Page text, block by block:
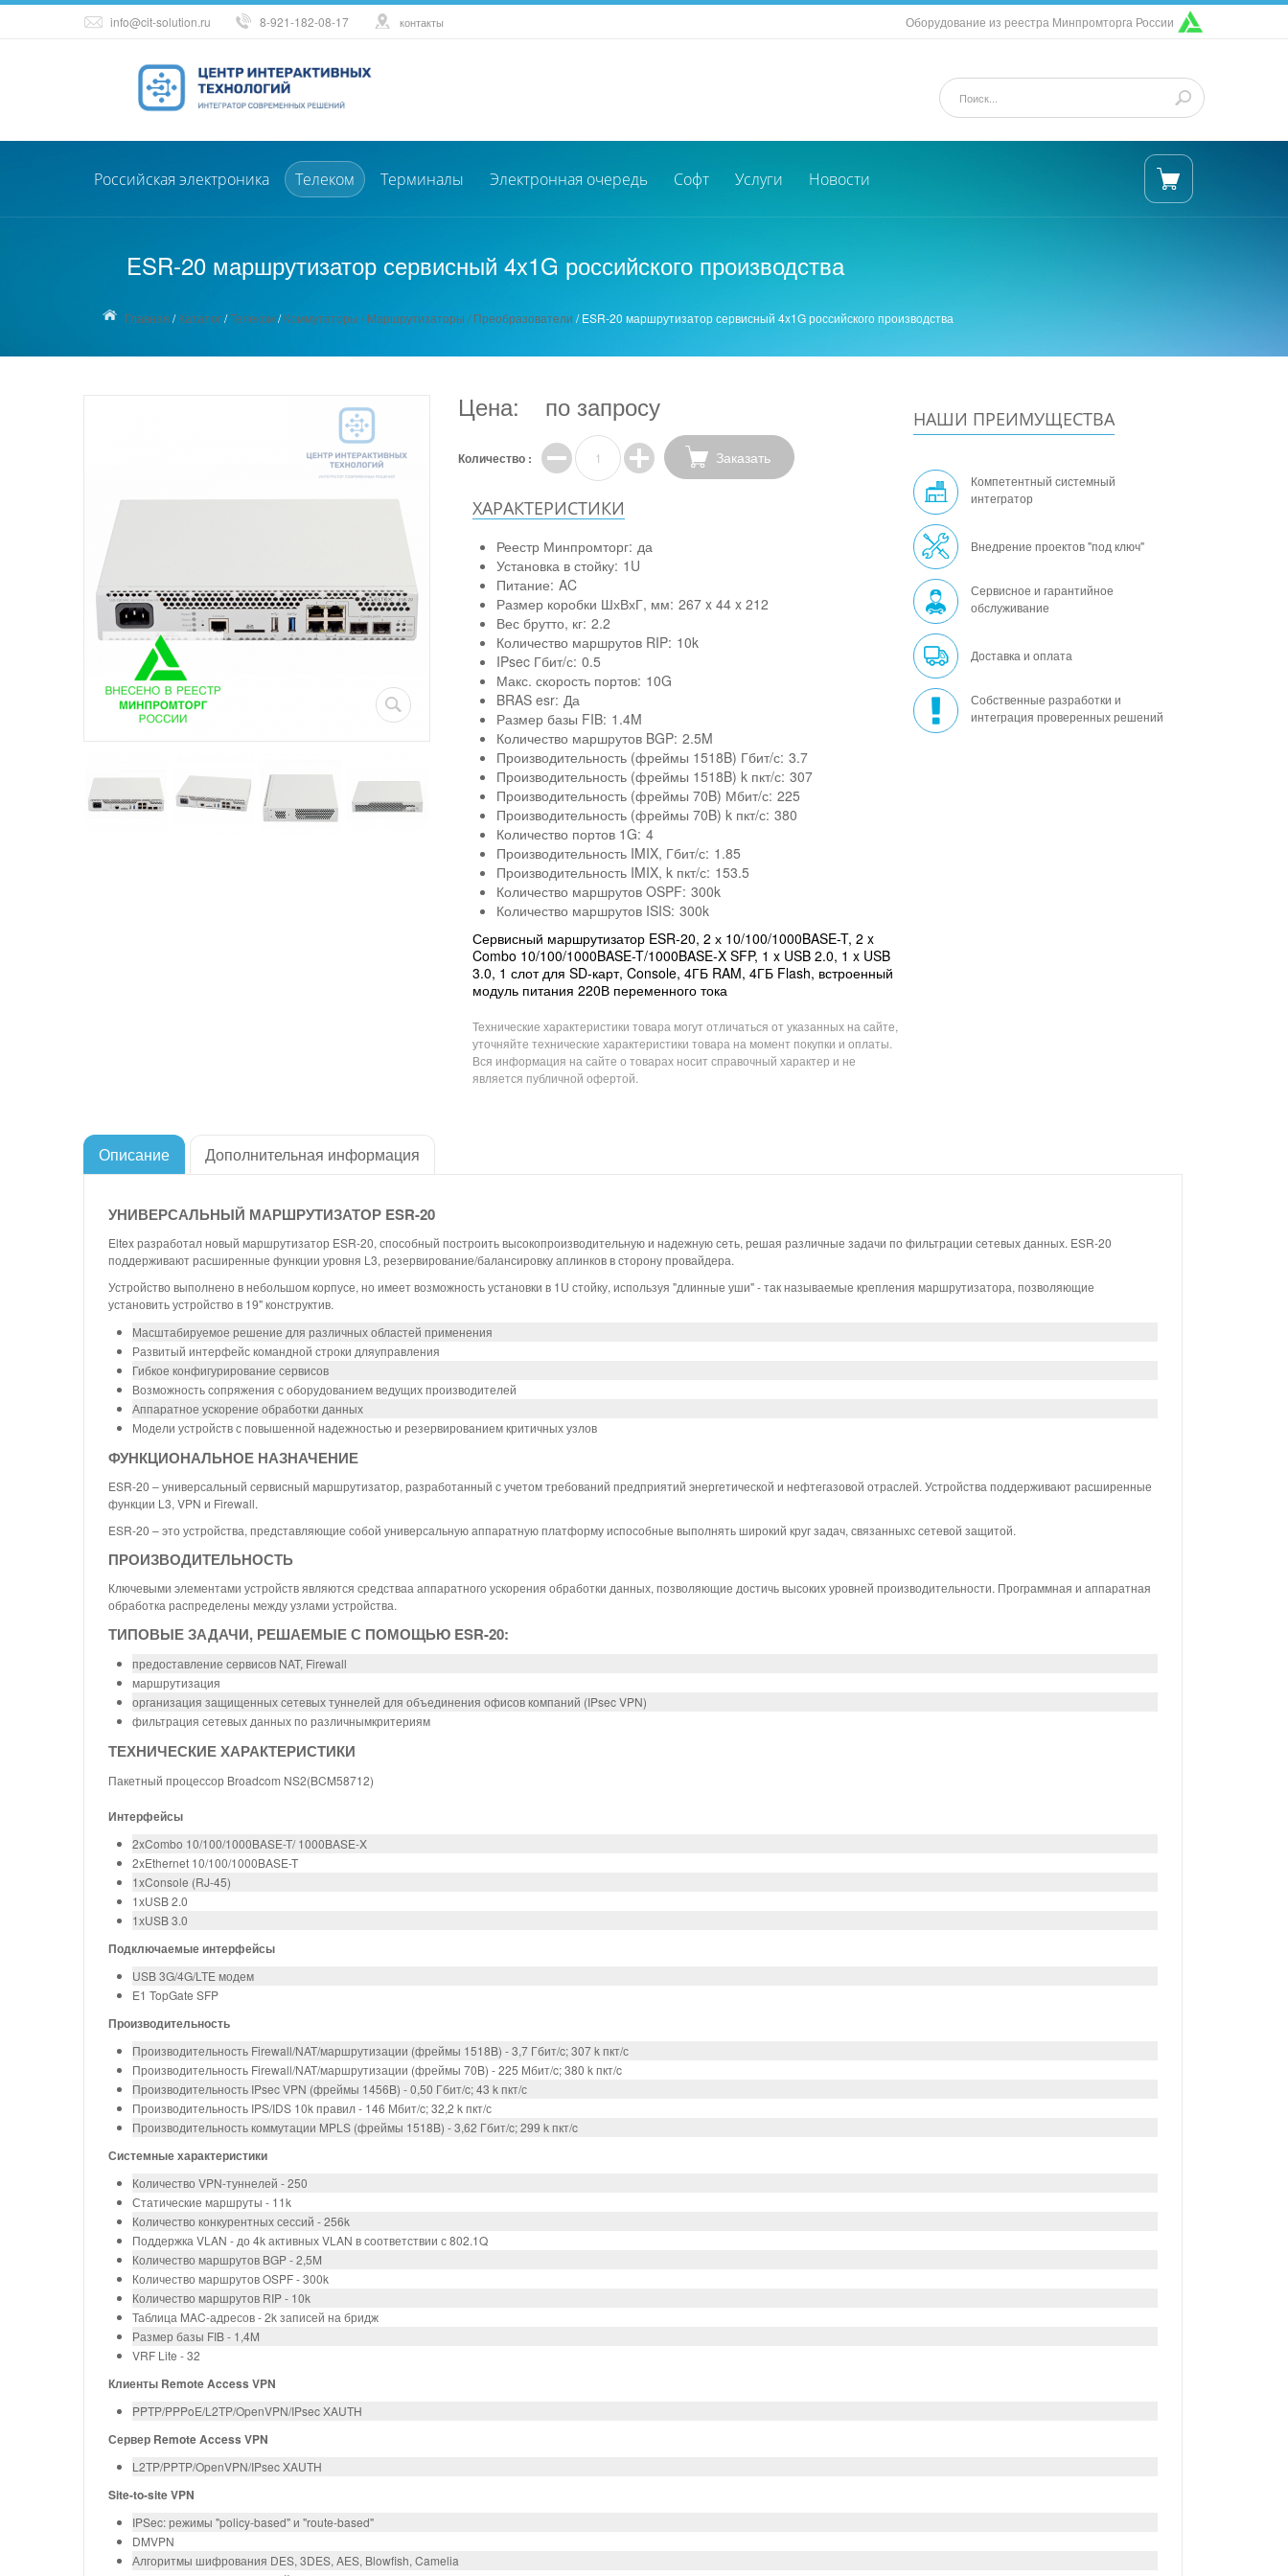
info@cit-solution.ru 8-921-182-08-17 контакты Оборудование из реестра Минпромторга России
Российская электроника Телеком Терминалы Электронная очередь Софт Услуги Новости
ESR-20 маршрутизатор сервисный 4x1G российского производства
Главная /Каталог/Телеком/Коммутаторы / Маршрутизаторы / Преобразователи /ESR-20 маршрутизатор сервисный 4x1G российского производства
Цена: по запросу
Количество : Заказать
ХАРАКТЕРИСТИКИ
Реестр Минпромторг: да
Установка в стойку: 1U
Питание: AC
Размер коробки ШхВхГ, мм: 267 x 44 x 212
Вес брутто, кг: 2.2
Количество маршрутов RIP: 10k
IPsec Гбит/с: 0.5
Макс. скорость портов: 10G
BRAS esr: Да
Размер базы FIB: 1.4M
Количество маршрутов BGP: 2.5M
Производительность (фреймы 1518B) Гбит/с: 3.7
Производительность (фреймы 1518B) k пкт/с: 307
Производительность (фреймы 70B) Мбит/с: 225
Производительность (фреймы 70B) k пкт/с: 380
Количество портов 1G: 4
Производительность IMIX, Гбит/с: 1.85
Производительность IMIX, k пкт/с: 153.5
Количество маршрутов OSPF: 300k
Количество маршрутов ISIS: 300k
Сервисный маршрутизатор ESR-20, 2 х 10/100/1000BASE-T, 2 x
Combo 10/100/1000BASE-T/1000BASE-X SFP, 1 x USB 2.0, 1 x USB
3.0, 1 слот для SD-карт, Console, 4ГБ RAM, 4ГБ Flash, встроенный
модуль питания 220В переменного тока
Технические характеристики товара могут отличаться от указанных на сайте,
уточняйте технические характеристики товара на момент покупки и оплаты.
Вся информация на сайте о товарах носит справочный характер и не
является публичной офертой.
НАШИ ПРЕИМУЩЕСТВА
Компетентный системный
интегратор
Внедрение проектов "под ключ"
Сервисное и гарантийное
обслуживание
Доставка и оплата
Собственные разработки и
интеграция проверенных решений
Описание Дополнительная информация
УНИВЕРСАЛЬНЫЙ МАРШРУТИЗАТОР ESR-20
Eltex разработал новый маршрутизатор ESR-20, способный построить высокопроизводительную и надежную сеть, решая различные задачи по фильтрации сетевых данных. ESR-20
поддерживают расширенные функции уровня L3, резервирование/балансировку аплинков в сторону провайдера.
Устройство выполнено в небольшом корпусе, но имеет возможность установки в 1U стойку, используя "длинные уши" - так называемые крепления маршрутизатора, позволяющие
установить устройство в 19" конструктив.
Масштабируемое решение для различных областей применения
Развитый интерфейс командной строки дляуправления
Гибкое конфигурирование сервисов
Возможность сопряжения с оборудованием ведущих производителей
Аппаратное ускорение обработки данных
Модели устройств с повышенной надежностью и резервированием критичных узлов
ФУНКЦИОНАЛЬНОЕ НАЗНАЧЕНИЕ
ESR-20 – универсальный сервисный маршрутизатор, разработанный с учетом требований предприятий энергетической и нефтегазовой отраслей. Устройства поддерживают расширенные
функции L3, VPN и Firewall.
ESR-20 – это устройства, представляющие собой универсальную аппаратную платформу испособные выполнять широкий круг задач, связанныхс сетевой защитой.
ПРОИЗВОДИТЕЛЬНОСТЬ
Ключевыми элементами устройств являются средстваа аппаратного ускорения обработки данных, позволяющие достичь высоких уровней производительности. Программная и аппаратная
обработка распределены между узлами устройства.
ТИПОВЫЕ ЗАДАЧИ, РЕШАЕМЫЕ С ПОМОЩЬЮ ESR-20:
предоставление сервисов NAT, Firewall
маршрутизация
организация защищенных сетевых туннелей для объединения офисов компаний (IPsec VPN)
фильтрация сетевых данных по различнымкритериям
ТЕХНИЧЕСКИЕ ХАРАКТЕРИСТИКИ
Пакетный процессор Broadcom NS2(BCM58712)
Интерфейсы
2xCombo 10/100/1000BASE-T/ 1000BASE-X
2xEthernet 10/100/1000BASE-T
1xConsole (RJ-45)
1хUSB 2.0
1хUSB 3.0
Подключаемые интерфейсы
USB 3G/4G/LTE модем
E1 TopGate SFP
Производительность
Производительность Firewall/NAT/маршрутизации (фреймы 1518B) - 3,7 Гбит/c; 307 k пкт/с
Производительность Firewall/NAT/маршрутизации (фреймы 70B) - 225 Мбит/c; 380 k пкт/c
Производительность IPsec VPN (фреймы 1456B) - 0,50 Гбит/c; 43 k пкт/с
Производительность IPS/IDS 10k правил - 146 Мбит/c; 32,2 k пкт/с
Производительность коммутации MPLS (фреймы 1518B) - 3,62 Гбит/c; 299 k пкт/c
Системные характеристики
Количество VPN-туннелей - 250
Статические маршруты - 11k
Количество конкурентных сессий - 256k
Поддержка VLAN - до 4k активных VLAN в соответствии с 802.1Q
Количество маршрутов BGP - 2,5M
Количество маршрутов OSPF - 300k
Количество маршрутов RIP - 10k
Таблица MAC-адресов - 2k записей на бридж
Размер базы FIB - 1,4M
VRF Lite - 32
Клиенты Remote Access VPN
PPTP/PPPoE/L2TP/OpenVPN/IPsec XAUTH
Сервер Remote Access VPN
L2TP/PPTP/OpenVPN/IPsec XAUTH
Site-to-site VPN
IPSec: режимы "policy-based" и "route-based"
DMVPN
Алгоритмы шифрования DES, 3DES, AES, Blowfish, Camelia